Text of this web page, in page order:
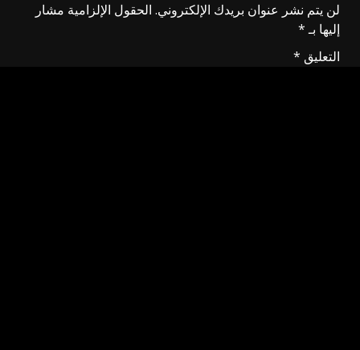
لن يتم نشر عنوان بريدك الإلكتروني. الحقول الإلزامية مشار
إليها بـ*
التعليق *